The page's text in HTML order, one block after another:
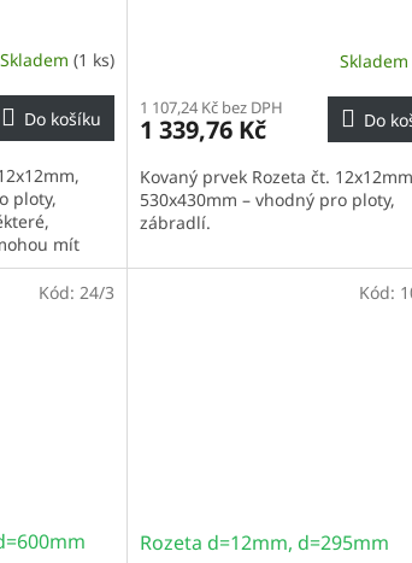
Skladem (1 ks)
Do košíku
ploty,
mít
nepočítáte s
Skladem
1 107,24 Kč bez DPH
1 339,76 Kč Do
Kovaný prvek Rozeta čt.
530x430mm – vhodný pro ploty,
zábradlí.
Kód: 24/3
Rozeta d=12mm, d=295mm
Kód: